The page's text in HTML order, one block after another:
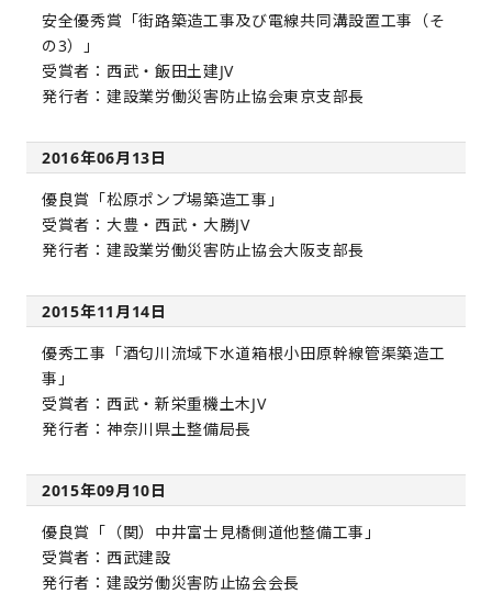
安全優秀賞「街路築造工事及び電線共同溝設置工事（そ
の3）」
受賞者：西武・飯田土建JV
発行者：建設業労働災害防止協会東京支部長
2016年06月13日
優良賞「松原ポンプ場築造工事」
受賞者：大豊・西武・大勝JV
発行者：建設業労働災害防止協会大阪支部長
2015年11月14日
優秀工事「酒匂川流域下水道箱根小田原幹線管渠築造工
事」
受賞者：西武・新栄重機土木JV
発行者：神奈川県土整備局長
2015年09月10日
優良賞「（関）中井富士見橋側道他整備工事」
受賞者：西武建設
発行者：建設労働災害防止協会会長